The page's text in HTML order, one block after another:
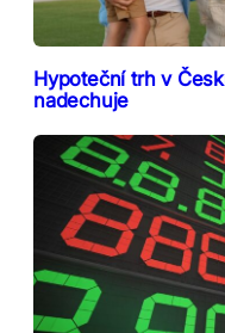
Hypoteční trh v
nadechuje